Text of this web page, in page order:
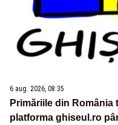
6 aug. 2026, 08:35
Primăriile din România
platforma ghiseul.ro